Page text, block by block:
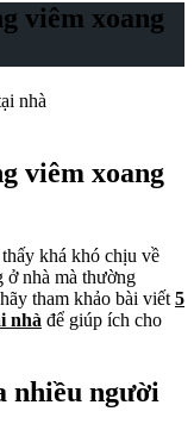
viêm xoang
viêm xoang
khá khó chịu về
ở nhà mà thường
tham khảo bài viết 5
nhà để giúp ích cho
nhiều người